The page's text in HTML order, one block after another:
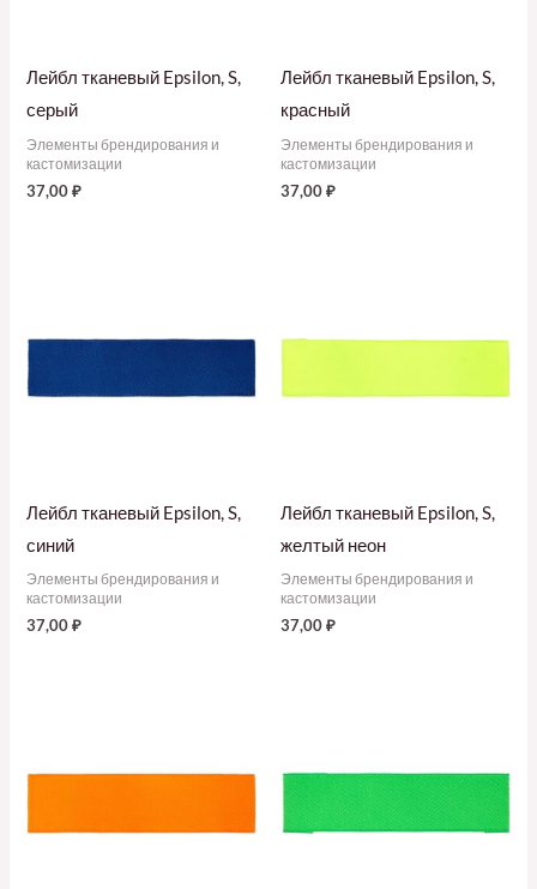
Лейбл тканевый Epsilon, S,
серый
Элементы брендирования и
кастомизации
37,00₽
Лейбл тканевый Epsilon, S,
красный
Элементы брендирования и
кастомизации
37,00₽
Лейбл тканевый Epsilon, S,
синий
Элементы брендирования и
кастомизации
37,00₽
Лейбл тканевый Epsilon, S,
желтый неон
Элементы брендирования и
кастомизации
37,00₽